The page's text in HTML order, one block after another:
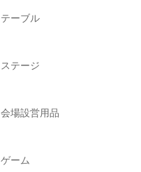
テーブル
ステージ
会場設営用品
ゲーム